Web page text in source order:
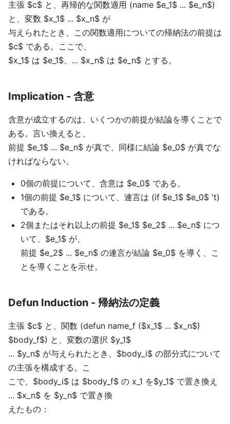
主張 $c$ と、再帰的な関数適用 (name $e_1$ ... $e_n$)
と、変数 $x_1$ ... $x_n$ が
与えられたとき、この関数適用についての帰納法の前提は
$c$ である。ここで、
$x_1$ は $e_1$、... $x_n$ は $e_n$ とする。
Implication - 含意
含意が成立するのは、いくつかの前提が結論を導くことで
ある。言い換えると、
前提 $e_1$ ... $e_n$ が真で、同様に結論 $e_0$ が真でな
ければならない。
0個の前提について、含意は $e_0$ である。
1個の前提 $e_1$ について、連言は (if $e_1$ $e_0$ 't)
である。
2個またはそれ以上の前提 $e_1$ $e_2$ ... $e_n$ につ
いて、$e_1$ が、
前提 $e_2$ ... $e_n$ の連言が結論 $e_0$ を導く、こ
とを導くことを示せ。
Defun Induction - 帰納法の定義
主張 $c$ と、関数 (defun name_f ($x_1$ ... $x_n$)
$body_f$) と、変数の選択 $y_1$
... $y_n$ が与えられたとき、$body_i$ の部分式について
の主張を構成する。こ
こで、$body_i$ は $body_f$ の x_1 を$y_1$ で置き換え
... $x_n$ を $y_n$ で置き換
えたもの：